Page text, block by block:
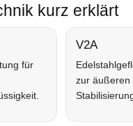
kurz erklärt
für
V2A
zur äußeren